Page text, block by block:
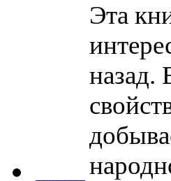
Эта
назад.